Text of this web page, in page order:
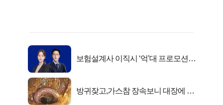
보험설계사 이직시 ‘억’대 프로모션!
방귀잦고,가스참 장속보니 대장에 똥